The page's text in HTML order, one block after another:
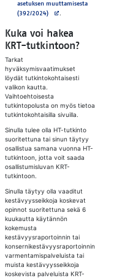
asetuksen muuttamisesta
(392/2024)Avautuu uuteen välilehteen
.
Kuka voi hakea
KRT-tutkintoon?
Tarkat
hyväksymisvaatimukset
löydät tutkintokohtaisesti
valikon kautta.
Vaihtoehtoisesta
tutkintopolusta on myös tietoa
tutkintokohtaisilla sivuilla.
Sinulla tulee olla HT-tutkinto
suoritettuna tai sinun täytyy
osallistua samana vuonna HT-
tutkintoon, jotta voit saada
osallistumisluvan KRT-
tutkintoon.
Sinulla täytyy olla vaaditut
kestävyysseikkoja koskevat
opinnot suoritettuna sekä 6
kuukautta käytännön
kokemusta
kestävyysraportoinnin tai
konsernikestävyysraportoinnin
varmentamispalveluista tai
muista kestävyysseikkoja
koskevista palveluista KRT-